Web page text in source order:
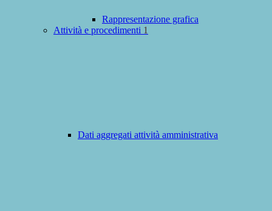
Rappresentazione grafica
Attività e procedimenti 1
Dati aggregati attività amministrativa